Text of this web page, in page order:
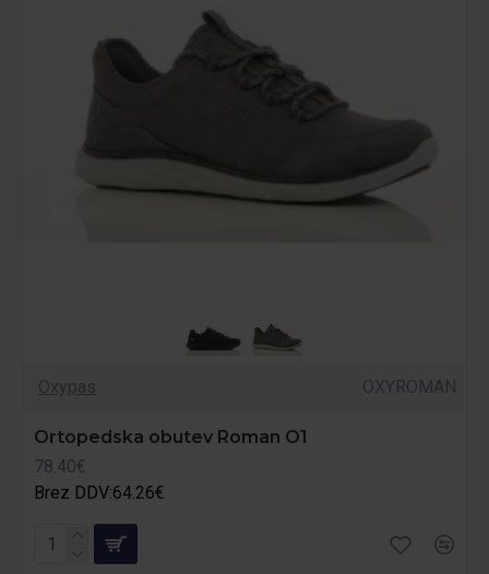
Oxypas OXYROMAN
Ortopedska obutev Roman O1
78.40€
Brez DDV:64.26€